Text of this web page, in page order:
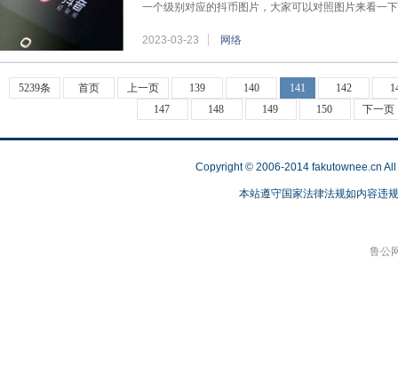
一个级别对应的抖币图片，大家可以对照图片来看
2023-03-23 网络
5239条 首页 上一页 139 140 141 142
147
148 149 150 下一页
Copyright © 2006-2014 fakutownee.cn
本站遵守国家法律法规如内容违
鲁公